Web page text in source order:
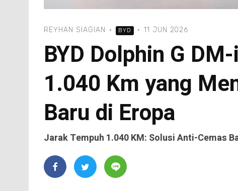
REYHAN SIAGIAN · BYD · 11 JUN 2026
BYD Dolphin G
1.040 Km yang
Baru di Eropa
Jarak Tempuh 1.040 KM: Solusi Anti-Cemas